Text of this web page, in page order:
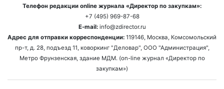
Телефон редакции online журнала «Директор по закупкам»:
+7 (495) 969-87-68
E-mail:info@zdirector.ru
Адрес для отправки корреспонденции: 119146, Москва, Комсомольский
пр-т, д. 28, подъезд 11, коворкинг "Деловар", ООО "Администрация",
Метро Фрунзенская, здание МДМ. (on-line журнал «Директор по
закупкам»)